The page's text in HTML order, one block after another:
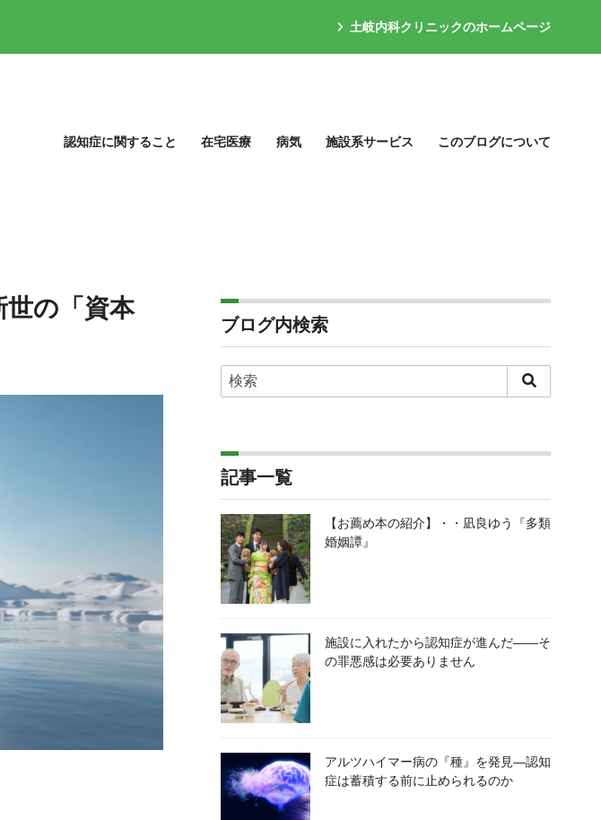
土岐内科クリニックのホームページ
認知症に関すること 在宅医療 病気 施設系サービス このブログについて
世の「資本
ブログ内検索
記事一覧
【お薦め本の紹介】・・凪良ゆう『多類
婚姻譚』
施設に入れたから認知症が進んだ――そ
の罪悪感は必要ありません
アルツハイマー病の『種』を発見―認知
症は蓄積する前に止められるのか